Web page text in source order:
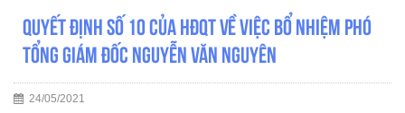
Quyết định số 10 của HĐQT về việc bổ nhiệm Phó
Tổng Giám đốc Nguyễn Văn Nguyên
24/05/2021